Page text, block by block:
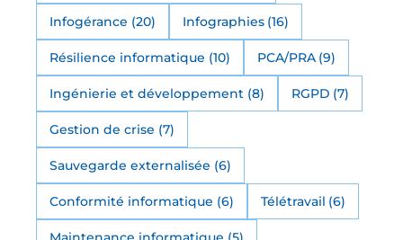
Infogérance (20) Infographies (16)
Résilience informatique (10) PCA/PRA (9)
Ingénierie et développement (8) RGPD (7)
Gestion de crise (7)
Sauvegarde externalisée (6)
Conformité informatique (6) Télétravail (6)